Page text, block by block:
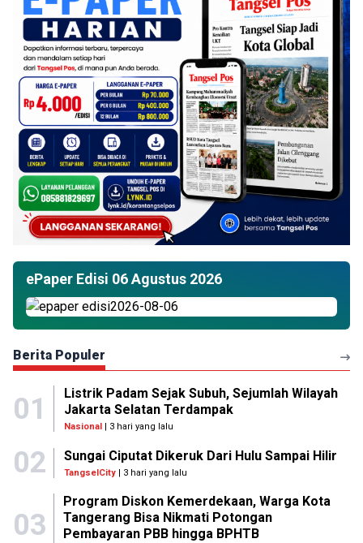
ePaper Edisi 06 Agustus 2026
Berita Populer
01
Listrik Padam Sejak Subuh, Sejumlah Wilayah
Jakarta Selatan Terdampak
Nasional| 3 hari yang lalu
02 Sungai Ciputat Dikeruk Dari Hulu Sampai Hilir
TangselCity | 3 hari yang lalu
03
Program Diskon Kemerdekaan, Warga Kota
Tangerang Bisa Nikmati Potongan
Pembayaran PBB hingga BPHTB